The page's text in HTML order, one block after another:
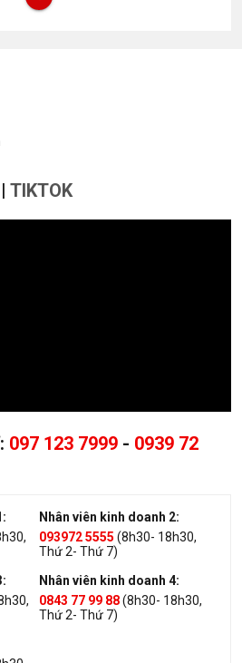
| TIKTOK
097 123 7999 - 0939 72
Nhân viên kinh doanh 2:
093972 5555 (8h30- 18h30,
Thứ 2- Thứ 7)
Nhân viên kinh doanh 4:
0843 77 99 88(8h30- 18h30,
Thứ 2- Thứ 7)